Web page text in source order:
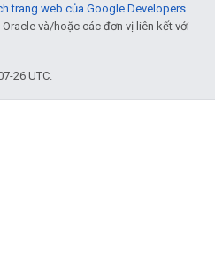
trang web của Google Developers.
và/hoặc các đơn vị liên kết với
26 UTC.